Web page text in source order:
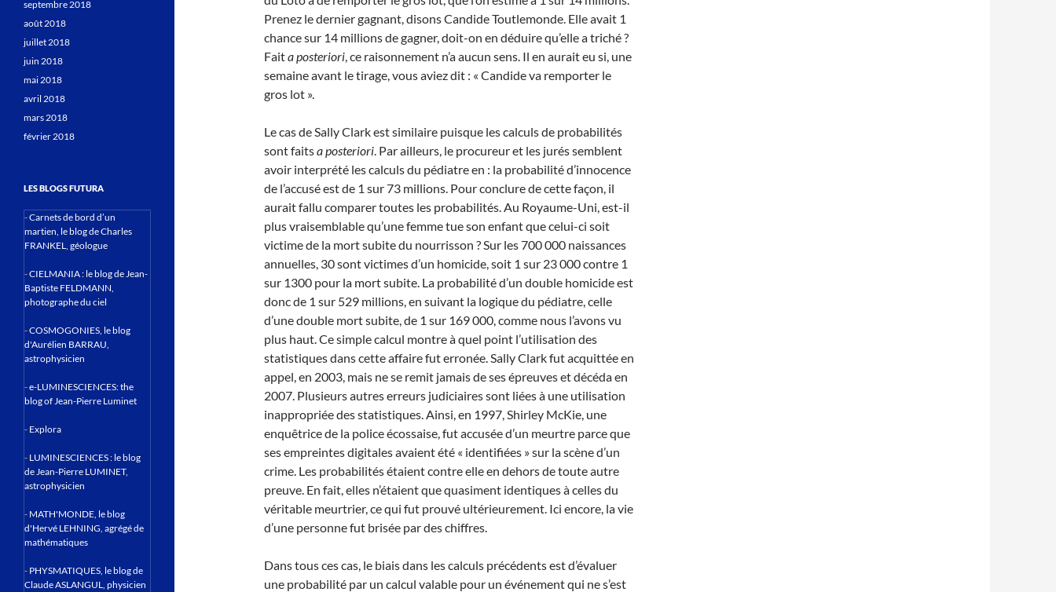
Prenez le dernier gagnant, disons Candide Toutlemonde. Elle avait 1
chance sur 14 millions de gagner, doit-on en déduire qu’elle a triché ?
Faita posteriori, ce raisonnement n’a aucun sens. Il en aurait eu si, une
semaine avant le tirage, vous aviez dit : « Candide va remporter le
gros lot ».
Le cas de Sally Clark est similaire puisque les calculs de probabilités
sont faitsa posteriori. Par ailleurs, le procureur et les jurés semblent
avoir interprété les calculs du pédiatre en : la probabilité d’innocence
de l’accusé est de 1 sur 73 millions. Pour conclure de cette façon, il
aurait fallu comparer toutes les probabilités. Au Royaume-Uni, est-il
plus vraisemblable qu’une femme tue son enfant que celui-ci soit
victime de la mort subite du nourrisson ? Sur les 700 000 naissances
annuelles, 30 sont victimes d’un homicide, soit 1 sur 23 000 contre 1
sur 1300 pour la mort subite. La probabilité d’un double homicide est
donc de 1 sur 529 millions, en suivant la logique du pédiatre, celle
d’une double mort subite, de 1 sur 169 000, comme nous l’avons vu
plus haut. Ce simple calcul montre à quel point l’utilisation des
statistiques dans cette affaire fut erronée. Sally Clark fut acquittée en
appel, en 2003, mais ne se remit jamais de ses épreuves et décéda en
2007. Plusieurs autres erreurs judiciaires sont liées à une utilisation
inappropriée des statistiques. Ainsi, en 1997, Shirley McKie, une
enquêtrice de la police écossaise, fut accusée d’un meurtre parce que
ses empreintes digitales avaient été « identifiées » sur la scène d’un
crime. Les probabilités étaient contre elle en dehors de toute autre
preuve. En fait, elles n’étaient que quasiment identiques à celles du
véritable meurtrier, ce qui fut prouvé ultérieurement. Ici encore, la vie
d’une personne fut brisée par des chiffres.
Dans tous ces cas, le biais dans les calculs précédents est d’évaluer
une probabilité par un calcul valable pour un événement qui ne s’est
septembre 2018
août 2018
juillet 2018
juin 2018
mai 2018
avril 2018
mars 2018
février 2018
LES BLOGS FUTURA
-Carnets de bord d’un
martien, le blog de Charles
FRANKEL, géologue
-CIELMANIA : le blog de Jean-
Baptiste FELDMANN,
photographe du ciel
-COSMOGONIES, le blog
d'Aurélien BARRAU,
astrophysicien
-e-LUMINESCIENCES: the
blog of Jean-Pierre Luminet
- Explora
- LUMINESCIENCES : le blog
de Jean-Pierre LUMINET,
astrophysicien
- MATH'MONDE, le blog
d'Hervé LEHNING, agrégé de
mathématiques
- PHYSMATIQUES, le blog de
Claude ASLANGUL, physicien